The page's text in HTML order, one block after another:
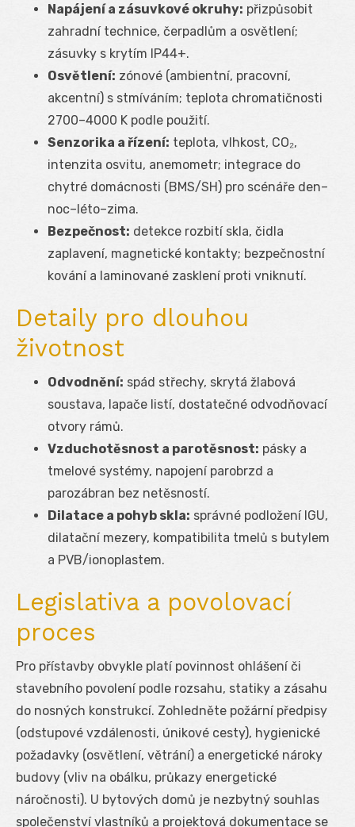
Napájení a zásuvkové okruhy: přizpůsobit
zahradní technice, čerpadlům a osvětlení;
zásuvky s krytím IP44+.
Osvětlení: zónové (ambientní, pracovní,
akcentní) s stmíváním; teplota chromatičnosti
2700–4000 K podle použití.
Senzorika a řízení: teplota, vlhkost, CO₂,
intenzita osvitu, anemometr; integrace do
chytré domácnosti (BMS/SH) pro scénáře den–
noc–léto–zima.
Bezpečnost: detekce rozbití skla, čidla
zaplavení, magnetické kontakty; bezpečnostní
kování a laminované zasklení proti vniknutí.
Detaily pro dlouhou
životnost
Odvodnění: spád střechy, skrytá žlabová
soustava, lapače listí, dostatečné odvodňovací
otvory rámů.
Vzduchotěsnost a parotěsnost: pásky a
tmelové systémy, napojení parobrzd a
parozábran bez netěsností.
Dilatace a pohyb skla: správné podložení IGU,
dilatační mezery, kompatibilita tmelů s butylem
a PVB/ionoplastem.
Legislativa a povolovací
proces
Pro přístavby obvykle platí povinnost ohlášení či
stavebního povolení podle rozsahu, statiky a zásahu
do nosných konstrukcí. Zohledněte požární předpisy
(odstupové vzdálenosti, únikové cesty), hygienické
požadavky (osvětlení, větrání) a energetické nároky
budovy (vliv na obálku, průkazy energetické
náročnosti). U bytových domů je nezbytný souhlas
společenství vlastníků a projektová dokumentace se